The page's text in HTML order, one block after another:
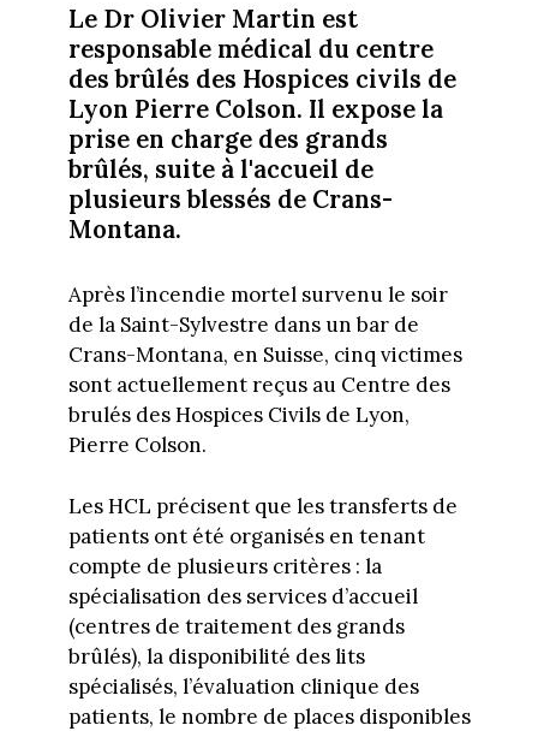
Le Dr Olivier Martin est
responsable médical du centre
des brûlés des Hospices civils de
Lyon Pierre Colson. Il expose la
prise en charge des grands
brûlés, suite à l'accueil de
plusieurs blessés de Crans-
Montana.
Après l’incendie mortel survenu le soir
de la Saint-Sylvestre dans un bar de
Crans-Montana, en Suisse, cinq victimes
sont actuellement reçus au Centre des
brulés des Hospices Civils de Lyon,
Pierre Colson.
Les HCL précisent que les transferts de
patients ont été organisés en tenant
compte de plusieurs critères : la
spécialisation des services d’accueil
(centres de traitement des grands
brûlés), la disponibilité des lits
spécialisés, l’évaluation clinique des
patients, le nombre de places disponibles